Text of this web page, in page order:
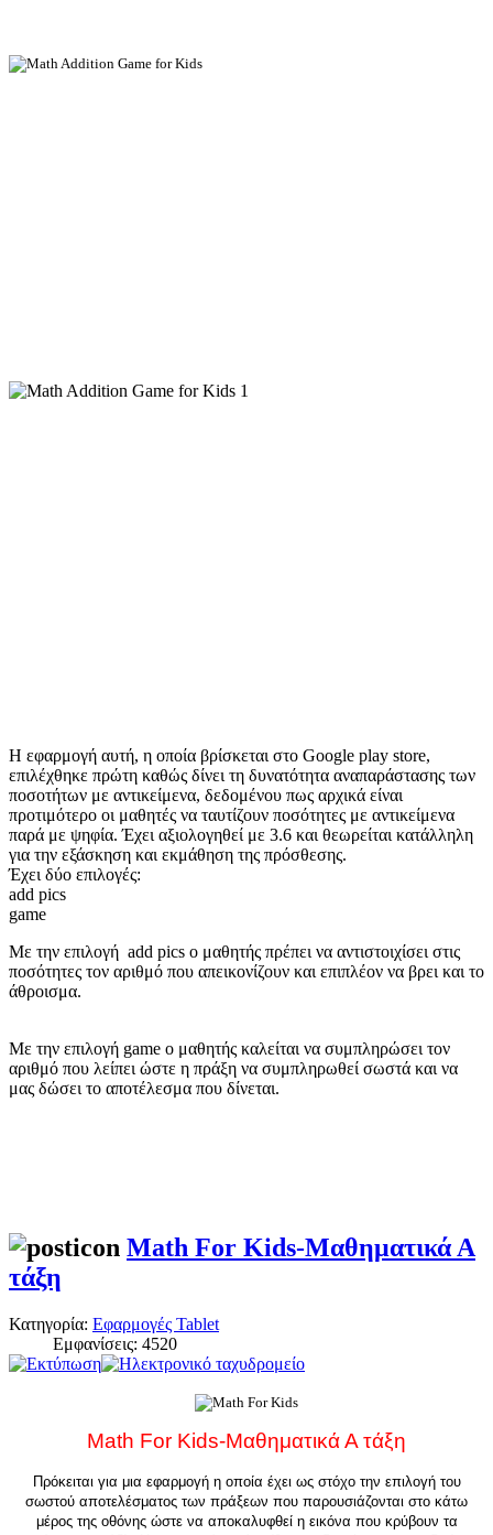
Η εφαρμογή αυτή, η οποία βρίσκεται στο Google play store,
επιλέχθηκε πρώτη καθώς δίνει τη δυνατότητα αναπαράστασης των
ποσοτήτων με αντικείμενα, δεδομένου πως αρχικά είναι
προτιμότερο οι μαθητές να ταυτίζουν ποσότητες με αντικείμενα
παρά με ψηφία. Έχει αξιολογηθεί με 3.6 και θεωρείται κατάλληλη
για την εξάσκηση και εκμάθηση της πρόσθεσης.
Έχει δύο επιλογές:
add pics
game
Με την επιλογή add pics ο μαθητής πρέπει να αντιστοιχίσει στις
ποσότητες τον αριθμό που απεικονίζουν και επιπλέον να βρει και το
άθροισμα.
Με την επιλογή game ο μαθητής καλείται να συμπληρώσει τον
αριθμό που λείπει ώστε η πράξη να συμπληρωθεί σωστά και να
μας δώσει το αποτέλεσμα που δίνεται.
Math For Kids-Μαθηματικά Α
τάξη
Κατηγορία: Εφαρμογές Tablet
Εμφανίσεις: 4520
Math For Kids-Μαθηματικά Α τάξη
Πρόκειται για μια εφαρμογή η οποία έχει ως στόχο την επιλογή του
σωστού αποτελέσματος των πράξεων που παρουσιάζονται στο κάτω
μέρος της οθόνης ώστε να αποκαλυφθεί η εικόνα που κρύβουν τα